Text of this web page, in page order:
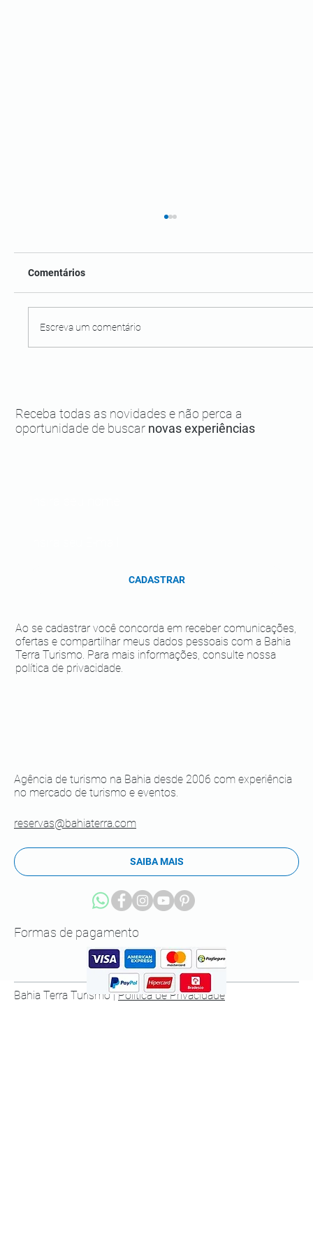
Comentários
Escreva um comentário
Bahia Terra Turismo |Política de Privacidade
Formas de pagamento
Agência de turismo na Bahia desde 2006 com experiência
no mercado de turismo e eventos.
SAIBA MAIS
reservas@bahiaterra.com
Receba todas as novidades e não perca a
oportunidade de buscar novas experiências
Ao se cadastrar você concorda em receber comunicações,
ofertas e compartilhar meus dados pessoais com a Bahia
Terra Turismo. Para mais informações, consulte nossa
política de privacidade.
CADASTRAR